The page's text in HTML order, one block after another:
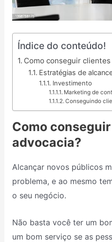
Índice do conteúdo!
Como conseguir
Estratégias de
Investimento
Marketing de
Conseguindo
Como
advocacia?
Alcançar novos públicos
problema, e ao mesmo
o seu negócio.
Não basta você ter um
um bom serviço se as